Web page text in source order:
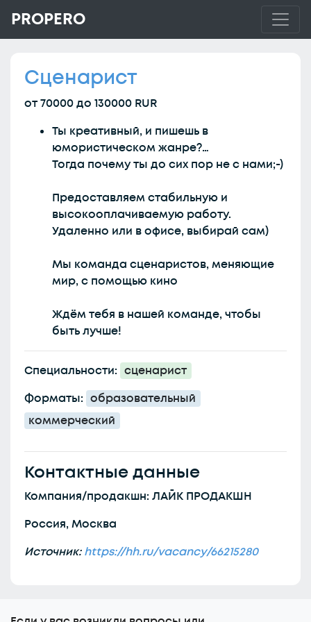
PROPERO
Сценарист
от 70000 до 130000 RUR
Ты креативный, и пишешь в
юмористическом жанре?…
Тогда почему ты до сих пор не с нами;-)
Предоставляем стабильную и
высокооплачиваемую работу.
Удаленно или в офисе, выбирай сам)
Мы команда сценаристов, меняющие
мир, с помощью кино
Ждём тебя в нашей команде, чтобы
быть лучше!
Специальности: сценарист
Форматы: образовательный
коммерческий
Контактные данные
Компания/продакшн: ЛАЙК ПРОДАКШН
Россия, Москва
Источник:https://hh.ru/vacancy/66215280